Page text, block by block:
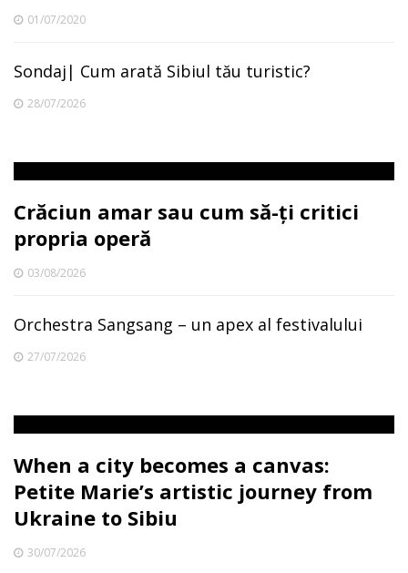
01/07/2020
Sondaj| Cum arată Sibiul tău turistic?
28/07/2026
Crăciun amar sau cum să-ți critici
propria operă
03/08/2026
Orchestra Sangsang – un apex al festivalului
27/07/2026
When a city becomes a canvas:
Petite Marie’s artistic journey from
Ukraine to Sibiu
30/07/2026